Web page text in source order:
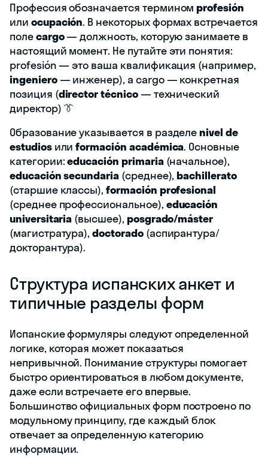
Профессия обозначается терминомprofesión
или ocupación. В некоторых формах встречается
полеcargo— должность, которую занимаете в
настоящий момент. Не путайте эти понятия:
profesión — это ваша квалификация (например,
ingeniero— инженер), а cargo — конкретная
позиция (director técnico— технический
директор) 👔
Образование указывается в разделеnivel de
estudiosилиformación académica. Основные
категории:educación primaria(начальное),
educación secundaria (среднее),bachillerato
(старшие классы),formación profesional
(среднее профессиональное), educación
universitaria (высшее), posgrado/máster
(магистратура),doctorado(аспирантура/
докторантура).
Структура испанских анкет и
типичные разделы форм
Испанские формуляры следуют определенной
логике, которая может показаться
непривычной. Понимание структуры помогает
быстро ориентироваться в любом документе,
даже если встречаете его впервые.
Большинство официальных форм построено по
модульному принципу, где каждый блок
отвечает за определенную категорию
информации.